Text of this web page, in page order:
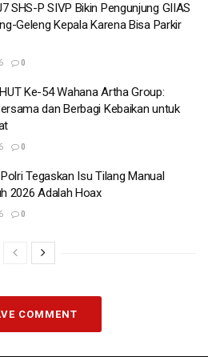
SHS-P SIVP Bikin Pengunjung GIIAS
Geleng Kepala Karena Bisa Parkir
0
Ke-54 Wahana Artha Group:
dan Berbagi Kebaikan untuk
0
Tegaskan Isu Tilang Manual
2026 Adalah Hoax
0
COMMENT